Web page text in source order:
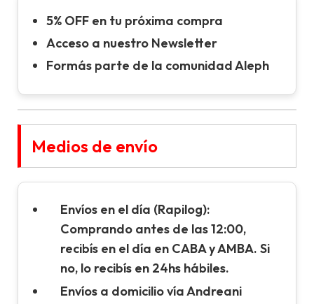
5% OFF en tu próxima compra
Acceso a nuestro Newsletter
Formás parte de la comunidad Aleph
Medios de envío
Envíos en el día (Rapilog):
Comprando antes de las 12:00,
recibís en el día en CABA y AMBA. Si
no, lo recibís en 24hs hábiles.
Envíos a domicilio vía Andreani